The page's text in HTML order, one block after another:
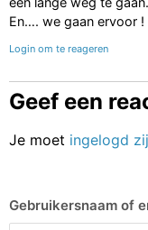
En…. we gaan ervoor !
Login om te reageren
Geef een
Je moet ingelogd
Gebruikersnaam of